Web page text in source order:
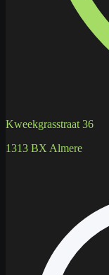
Kweekgrasstraat 36
1313 BX Almere